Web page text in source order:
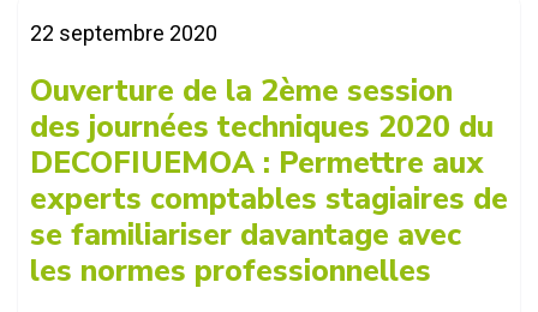
l’Ordre National des Experts...
22 septembre 2020
Ouverture de la 2ème session
des journées techniques 2020 du
DECOFIUEMOA : Permettre aux
experts comptables stagiaires de
se familiariser davantage avec
les normes professionnelles